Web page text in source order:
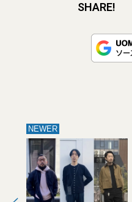
SHARE!
NEWER